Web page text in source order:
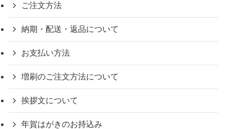
ご注文方法
納期・配送・返品について
お支払い方法
増刷のご注文方法について
挨拶文について
年賀はがきのお持込み